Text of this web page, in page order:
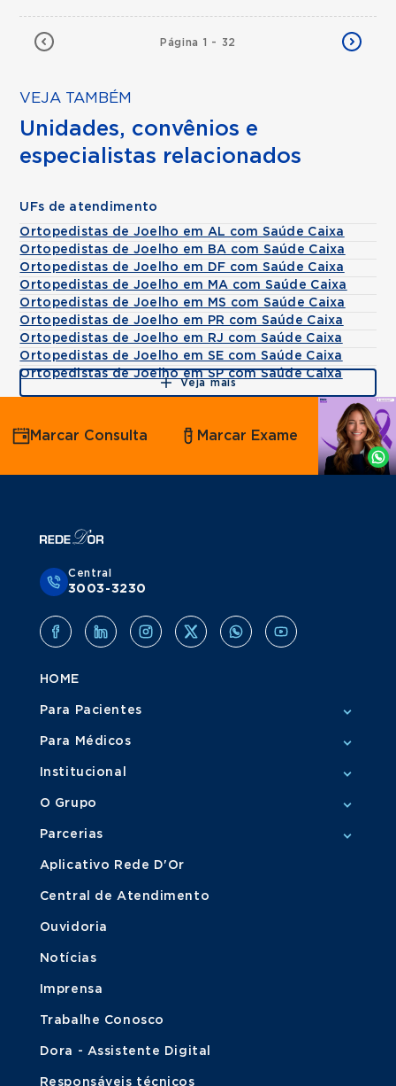
Página 1 - 32
VEJA TAMBÉM
Unidades, convênios e
especialistas relacionados
UFs de atendimento
Ortopedistas de Joelho em AL com Saúde Caixa
Ortopedistas de Joelho em BA com Saúde Caixa
Ortopedistas de Joelho em DF com Saúde Caixa
Ortopedistas de Joelho em MA com Saúde Caixa
Ortopedistas de Joelho em MS com Saúde Caixa
Ortopedistas de Joelho em PR com Saúde Caixa
Ortopedistas de Joelho em RJ com Saúde Caixa
Ortopedistas de Joelho em SE com Saúde Caixa
Ortopedistas de Joelho em SP com Saúde Caixa
Veja mais
Agende
por
Whatsapp
Marcar Consulta Marcar Exame
Central
3003-3230
HOME
Para Pacientes
Para Médicos
Institucional
O Grupo
Parcerias
Aplicativo Rede D'Or
Central de Atendimento
Ouvidoria
Notícias
Imprensa
Trabalhe Conosco
Dora - Assistente Digital
Responsáveis técnicos